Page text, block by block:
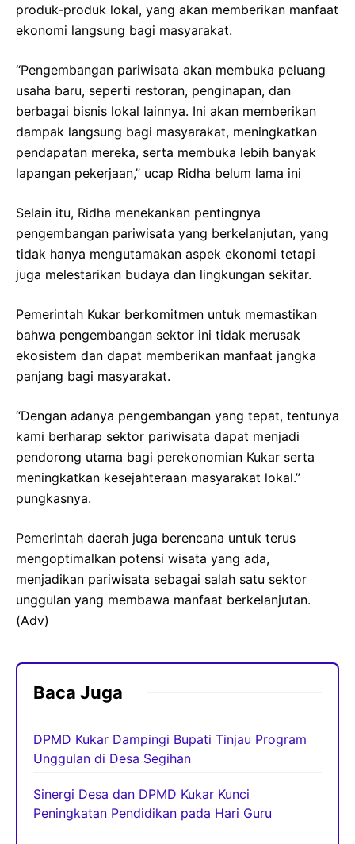
produk-produk lokal, yang akan memberikan manfaat
ekonomi langsung bagi masyarakat.
“Pengembangan pariwisata akan membuka peluang
usaha baru, seperti restoran, penginapan, dan
berbagai bisnis lokal lainnya. Ini akan memberikan
dampak langsung bagi masyarakat, meningkatkan
pendapatan mereka, serta membuka lebih banyak
lapangan pekerjaan,” ucap Ridha belum lama ini
Selain itu, Ridha menekankan pentingnya
pengembangan pariwisata yang berkelanjutan, yang
tidak hanya mengutamakan aspek ekonomi tetapi
juga melestarikan budaya dan lingkungan sekitar.
Pemerintah Kukar berkomitmen untuk memastikan
bahwa pengembangan sektor ini tidak merusak
ekosistem dan dapat memberikan manfaat jangka
panjang bagi masyarakat.
“Dengan adanya pengembangan yang tepat, tentunya
kami berharap sektor pariwisata dapat menjadi
pendorong utama bagi perekonomian Kukar serta
meningkatkan kesejahteraan masyarakat lokal.”
pungkasnya.
Pemerintah daerah juga berencana untuk terus
mengoptimalkan potensi wisata yang ada,
menjadikan pariwisata sebagai salah satu sektor
unggulan yang membawa manfaat berkelanjutan.
(Adv)
Baca Juga
DPMD Kukar Dampingi Bupati Tinjau Program
Unggulan di Desa Segihan
Sinergi Desa dan DPMD Kukar Kunci
Peningkatan Pendidikan pada Hari Guru